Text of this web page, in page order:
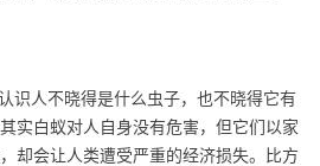
识人不晓得是什么虫子，也不晓得它有
实白蚁对人自身没有危害，但它们以家
却会让人类遭受严重的经济损失。比方